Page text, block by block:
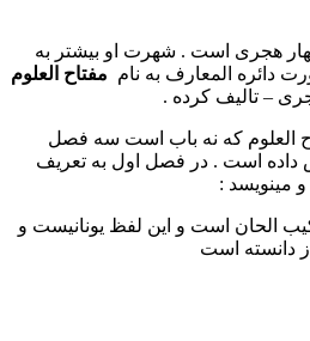
هجری است . شهرت او بیشتر به
دائره المعارف به نام مفتاح العلوم
العلوم که نه باب است سه فصل
داده است . در فصل اول به تعریف
مینویسد :
الحان است و این لفظ یونانیست و
دانسته است